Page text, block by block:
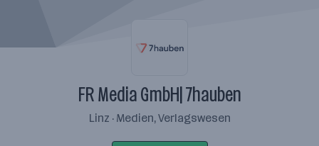
FR Media GmbH| 7hauben
Linz · Medien, Verlagswesen